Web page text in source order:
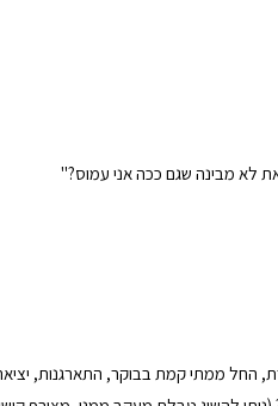
לא מבינה שגם ככה אני עמוס?"
ממתי קמת בבוקר, התארגנות, יציאה